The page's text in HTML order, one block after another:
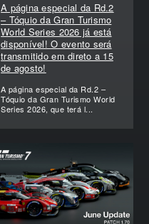
A página especial da Rd.2
– Tóquio da Gran Turismo
World Series 2026 já está
disponível! O evento será
transmitido em direto a 15
de agosto!
A página especial da Rd.2 –
Tóquio da Gran Turismo World
Series 2026, que terá l...